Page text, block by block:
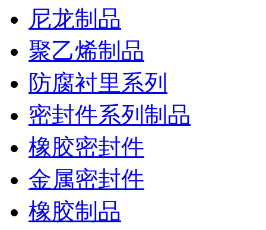
尼龙制品
聚乙烯制品
防腐衬里系列
密封件系列制品
橡胶密封件
金属密封件
橡胶制品